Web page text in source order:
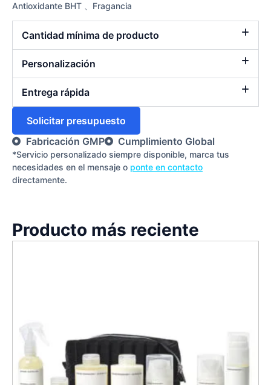
Antioxidante BHT 、Fragancia
Cantidad mínima de producto
Personalización
Entrega rápida
Solicitar presupuesto
Fabricación GMP
Cumplimiento Global
*Servicio personalizado siempre disponible, marca tus
necesidades en el mensaje o ponte en contacto
directamente.
Producto más reciente